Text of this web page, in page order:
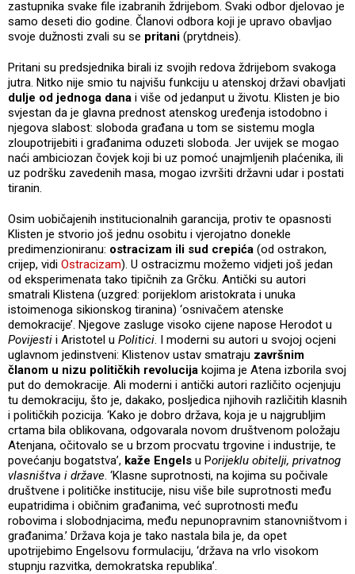
zastupnika svake file izabranih ždrijebom. Svaki odbor djelovao je
samo deseti dio godine. Članovi odbora koji je upravo obavljao
svoje dužnosti zvali su se pritani (prytdneis).
Pritani su predsjednika birali iz svojih redova ždrijebom svakoga
jutra. Nitko nije smio tu najvišu funkciju u atenskoj državi obavljati
dulje od jednoga dana i više od jedanput u životu. Klisten je bio
svjestan da je glavna prednost atenskog uređenja istodobno i
njegova slabost: sloboda građana u tom se sistemu mogla
zloupotrijebiti i građanima oduzeti sloboda. Jer uvijek se mogao
naći ambiciozan čovjek koji bi uz pomoć unajmljenih plaćenika, ili
uz podršku zavedenih masa, mogao izvršiti državni udar i postati
tiranin.
Osim uobičajenih institucionalnih garancija, protiv te opasnosti
Klisten je stvorio još jednu osobitu i vjerojatno donekle
predimenzioniranu: ostracizam ili sud crepića (od ostrakon,
crijep, vidi Ostracizam). U ostracizmu možemo vidjeti još jedan
od eksperimenata tako tipičnih za Grčku. Antički su autori
smatrali Klistena (uzgred: porijeklom aristokrata i unuka
istoimenoga sikionskog tiranina) ‘osnivačem atenske
demokracije’. Njegove zasluge visoko cijene napose Herodot u
Povijesti i Aristotel u Politici. I moderni su autori u svojoj ocjeni
uglavnom jedinstveni: Klistenov ustav smatraju završnim
članom u nizu političkih revolucija kojima je Atena izborila svoj
put do demokracije. Ali moderni i antički autori različito ocjenjuju
tu demokraciju, što je, dakako, posljedica njihovih različitih klasnih
i političkih pozicija. ‘Kako je dobro država, koja je u najgrubljim
crtama bila oblikovana, odgovarala novom društvenom položaju
Atenjana, očitovalo se u brzom procvatu trgovine i industrije, te
povećanju bogatstva’, kaže Engels u Porijeklu obitelji, privatnog
vlasništva i države. ‘Klasne suprotnosti, na kojima su počivale
društvene i političke institucije, nisu više bile suprotnosti među
eupatridima i običnim građanima, već suprotnosti među
robovima i slobodnjacima, među nepunopravnim stanovništvom i
građanima.’ Država koja je tako nastala bila je, da opet
upotrijebimo Engelsovu formulaciju, ‘država na vrlo visokom
stupnju razvitka, demokratska republika’.